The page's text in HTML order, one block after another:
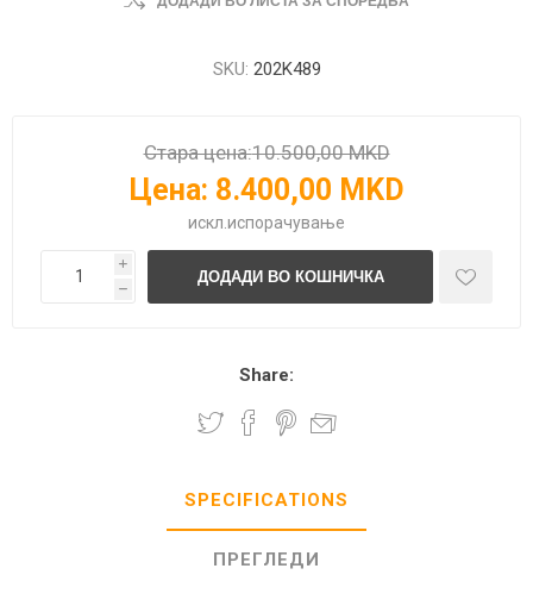
SKU: 202K489
Стара цена:10.500,00 MKD
Цена: 8.400,00 MKD
искл. испорачување
i
h
Share:
SPECIFICATIONS
ПРЕГЛЕДИ